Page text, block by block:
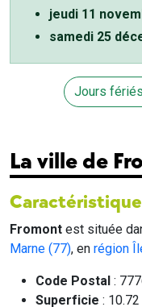
jeudi 11
samedi 25
Jours
La ville de
Fromont est située
Marne (77), en région
Code Postal :
Superficie :